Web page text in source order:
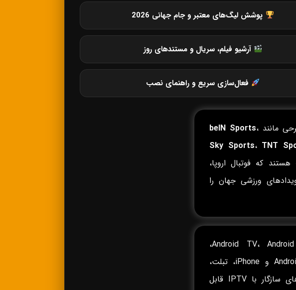
پوشش لیگ‌های معتبر و جام جهانی 2026
آرشیو فیلم، سریال و مستندهای روز
فعال‌سازی سریع و راهنمای نصب
beIN Sports،
Sky Sports، TNT
هستند که فوتبال اروپا،
ورزشی جهان را
روی Android TV، Android Box،
تلویزیون‌های Samsung و LG، گوشی‌های Android و iPhone، تبلت،
لپ‌تاپ، کامپیوتر، Fire TV و سایر دستگاه‌های سازگار با IPTV قابل